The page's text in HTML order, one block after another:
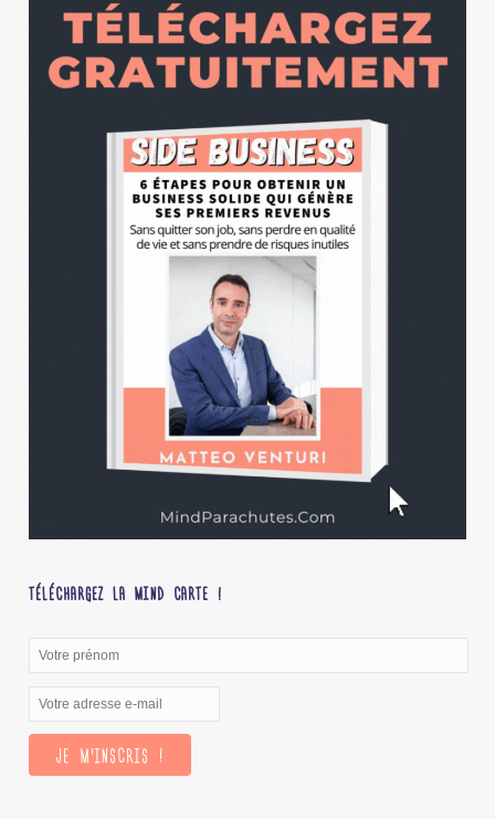
TÉLÉCHARGEZ LA MIND CARTE !